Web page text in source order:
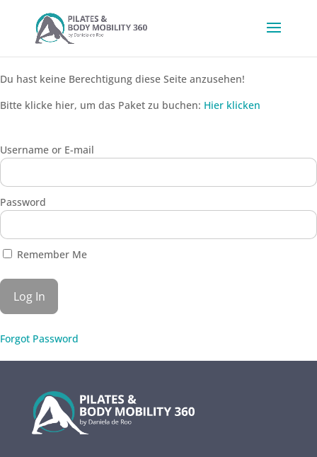
Du hast keine Berechtigung diese Seite anzusehen!
Bitte klicke hier, um das Paket zu buchen: Hier klicken
Username or E-mail
Password
Remember Me
Forgot Password